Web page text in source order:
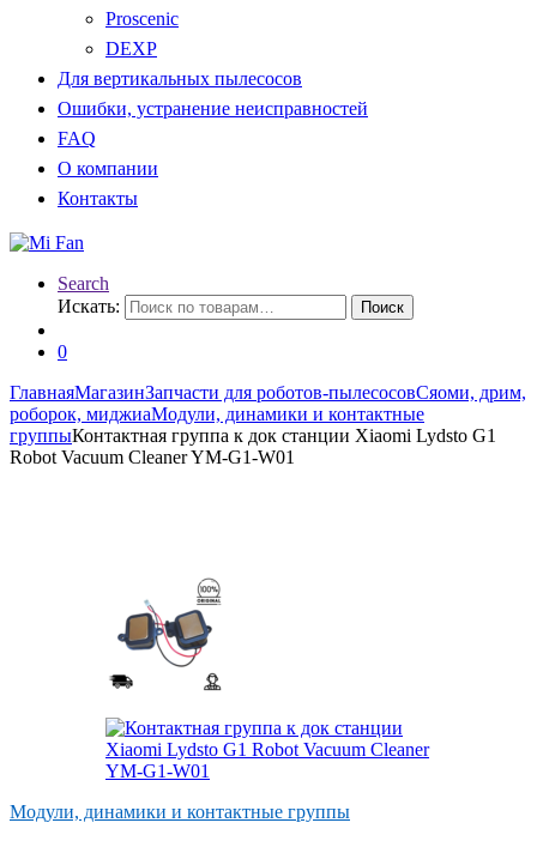
Proscenic
DEXP
Для вертикальных пылесосов
Ошибки, устранение неисправностей
FAQ
О компании
Контакты
Search
Искать:
Поиск
0
ГлавнаяМагазинЗапчасти для роботов-пылесосовСяоми, дрим,
роборок, миджиаМодули, динамики и контактные
группыКонтактная группа к док станции Xiaomi Lydsto G1
Robot Vacuum Cleaner YM-G1-W01
Модули, динамики и контактные группы